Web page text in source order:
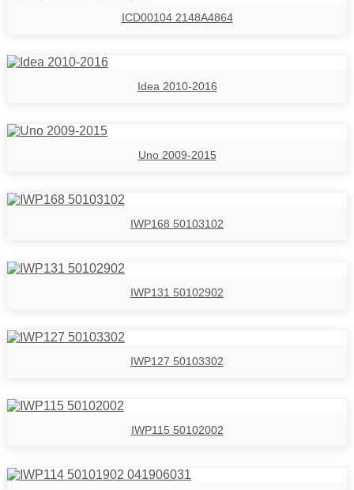
ICD00104 2148A4864
Idea 2010-2016
Uno 2009-2015
IWP168 50103102
IWP131 50102902
IWP127 50103302
IWP115 50102002